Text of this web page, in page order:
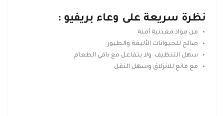
نظرة سريعة على وعاء بريفيو :
من مواد معدنية آمنة
صالح للحيوانات الأليفة والطيور
سهل التنظيف ولا يتفاعل مع باقي الطعام
مع مانع للانزلاق وسهل النقل